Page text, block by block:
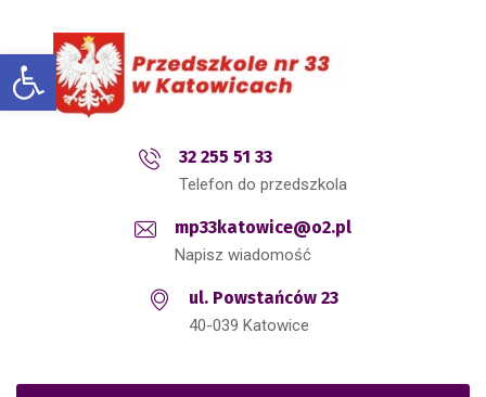
Open toolbar
32 255 51 33
Telefon do przedszkola
mp33katowice@o2.pl
Napisz wiadomość
ul. Powstańców 23
40-039 Katowice